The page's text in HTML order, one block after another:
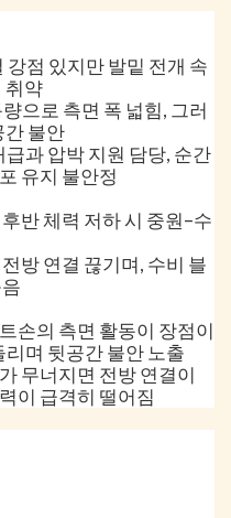
강점 있지만 발밑 전개 속
취약
으로 측면 폭 넓힘, 그러
간 불안
급과 압박 지원 담당, 순간
유지 불안정
반 체력 저하 시 중원–수
방 연결 끊기며, 수비 블
손의 측면 활동이 장점이
며 뒷공간 불안 노출
무너지면 전방 연결이
이 급격히 떨어짐